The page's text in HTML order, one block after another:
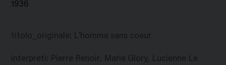
1936
titolo_originale: L'homme sans coeur
interpreti: Pierre Renoir, Marie Glory, Lucienne Le